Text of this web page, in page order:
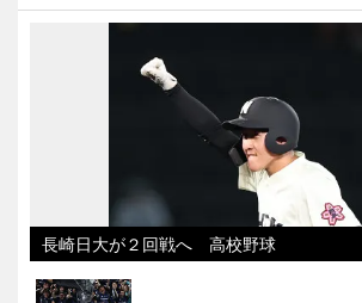
長崎日大が２回戦へ 高校野球